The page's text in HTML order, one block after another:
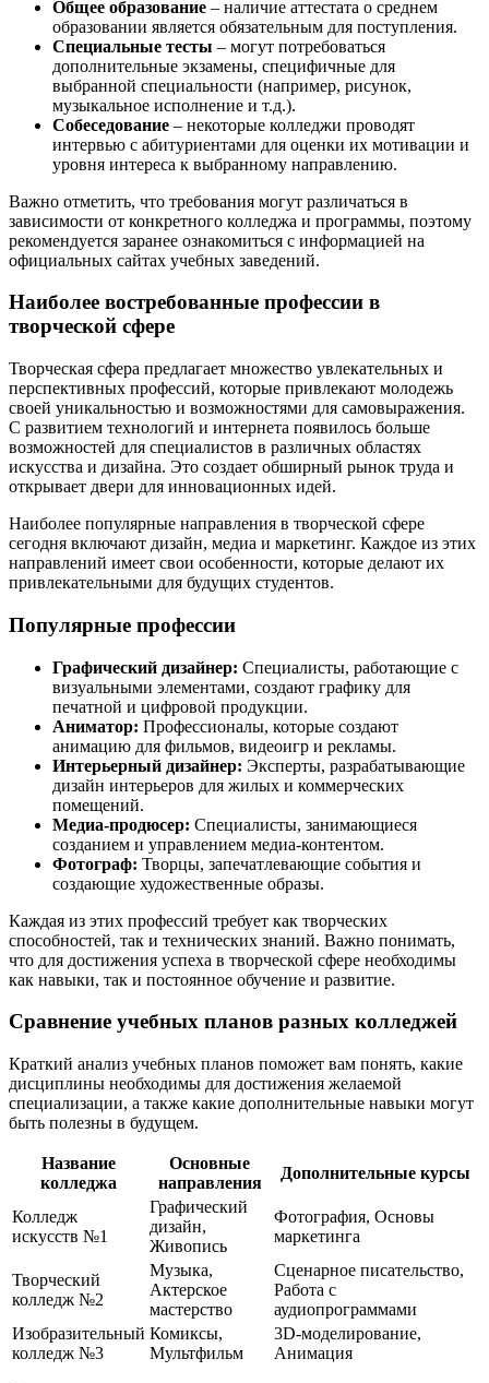
Общее образование – наличие аттестата о среднем
образовании является обязательным для поступления.
Специальные тесты – могут потребоваться
дополнительные экзамены, специфичные для
выбранной специальности (например, рисунок,
музыкальное исполнение и т.д.).
Собеседование – некоторые колледжи проводят
интервью с абитуриентами для оценки их мотивации и
уровня интереса к выбранному направлению.
Важно отметить, что требования могут различаться в
зависимости от конкретного колледжа и программы, поэтому
рекомендуется заранее ознакомиться с информацией на
официальных сайтах учебных заведений.
Наиболее востребованные профессии в
творческой сфере
Творческая сфера предлагает множество увлекательных и
перспективных профессий, которые привлекают молодежь
своей уникальностью и возможностями для самовыражения.
С развитием технологий и интернета появилось больше
возможностей для специалистов в различных областях
искусства и дизайна. Это создает обширный рынок труда и
открывает двери для инновационных идей.
Наиболее популярные направления в творческой сфере
сегодня включают дизайн, медиа и маркетинг. Каждое из этих
направлений имеет свои особенности, которые делают их
привлекательными для будущих студентов.
Популярные профессии
Графический дизайнер: Специалисты, работающие с
визуальными элементами, создают графику для
печатной и цифровой продукции.
Аниматор: Профессионалы, которые создают
анимацию для фильмов, видеоигр и рекламы.
Интерьерный дизайнер: Эксперты, разрабатывающие
дизайн интерьеров для жилых и коммерческих
помещений.
Медиа-продюсер: Специалисты, занимающиеся
созданием и управлением медиа-контентом.
Фотограф: Творцы, запечатлевающие события и
создающие художественные образы.
Каждая из этих профессий требует как творческих
способностей, так и технических знаний. Важно понимать,
что для достижения успеха в творческой сфере необходимы
как навыки, так и постоянное обучение и развитие.
Сравнение учебных планов разных колледжей
Краткий анализ учебных планов поможет вам понять, какие
дисциплины необходимы для достижения желаемой
специализации, а также какие дополнительные навыки могут
быть полезны в будущем.
Название
колледжа
Основные
направления
Дополнительные курсы
Колледж
искусств №1
Графический
дизайн,
Живопись
Фотография, Основы
маркетинга
Творческий
колледж №2
Музыка,
Актерское
мастерство
Сценарное писательство,
Работа с
аудиопрограммами
Изобразительный
колледж №3
Комиксы,
Мультфильм
3D-моделирование,
Анимация